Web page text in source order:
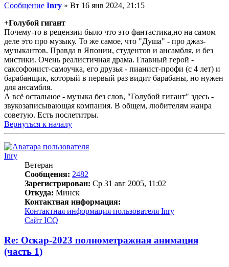
Сообщение Inry » Вт 16 янв 2024, 21:15
+Голубой гигант
Почему-то в рецензии было что это фантастика,но на самом
деле это про музыку. То же самое, что "Душа" - про джаз-
музыкантов. Правда в Японии, студентов и ансамбля, и без
мистики. Очень реалистичная драма. Главный герой -
саксофонист-самоучка, его друзья - пианист-профи (с 4 лет) и
барабанщик, который в первый раз видит барабаны, но нужен
для ансамбля.
А всё остальное - музыка без слов, "Голубой гигант" здесь -
звукозаписывающая компания. В общем, любителям жанра
советую. Есть послетитры.
Вернуться к началу
Inry
Ветеран
Сообщения: 2482
Зарегистрирован: Ср 31 авг 2005, 11:02
Откуда: Минск
Контактная информация:
Контактная информация пользователя Inry
Сайт ICQ
Re: Оскар-2023 полнометражная анимация
(часть 1)